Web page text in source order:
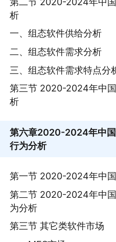
析
一、组态软件供给分析
二、组态软件需求分析
三、组态软件需求特点分
第三节 2020-2024年中
析
第六章2020-2024年中国
行为分析
第一节 2020-2024年中
第二节 2020-2024年中
为分析
第三节 其它类软件市场